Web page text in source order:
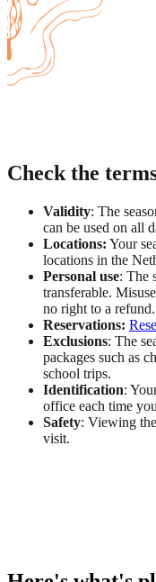
Check the
Validity: The
can be used on all
Locations: Your
locations in the
Personal use: The
transferable.
no right to a refund.
Reservations:
Exclusions: The
packages such as
school trips.
Identification:
office each time
Safety: Viewing
visit.